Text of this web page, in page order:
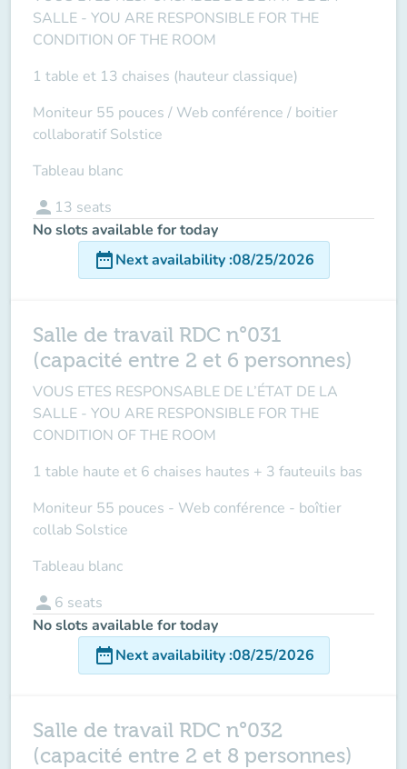
SALLE - YOU ARE RESPONSIBLE FOR THE
CONDITION OF THE ROOM
1 table et 13 chaises (hauteur classique)
Moniteur 55 pouces / Web conférence / boitier
collaboratif Solstice
Tableau blanc
person 13 seats
No slots available for today
date_rangeNext availability:08/25/2026
Salle de travail RDC n°031
(capacité entre 2 et 6 personnes)
VOUS ETES RESPONSABLE DE L’ÉTAT DE LA
SALLE - YOU ARE RESPONSIBLE FOR THE
CONDITION OF THE ROOM
1 table haute et 6 chaises hautes + 3 fauteuils bas
Moniteur 55 pouces - Web conférence - boîtier
collab Solstice
Tableau blanc
person 6 seats
No slots available for today
date_rangeNext availability:08/25/2026
Salle de travail RDC n°032
(capacité entre 2 et 8 personnes)